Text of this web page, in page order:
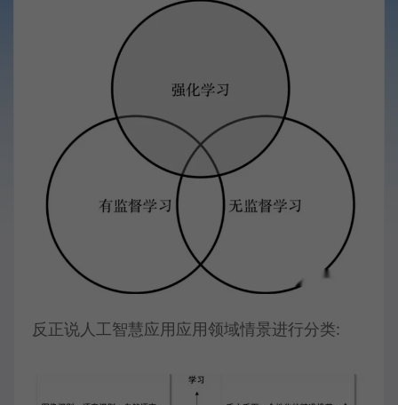
反正说人工智慧应用应用领域情景进行分类: